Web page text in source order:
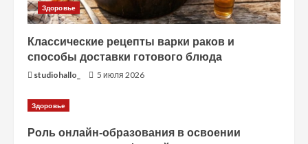
е Здоровье
Классические рецепты варки раков и
способы доставки готового блюда
studiohallo_ 5 июля 2026
Здоровье
Роль онлайн-образования в освоении